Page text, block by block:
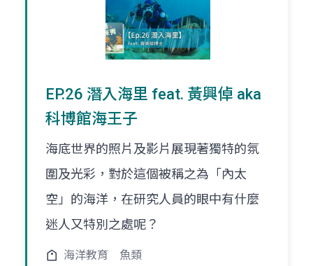
EP.26 潛入海里 feat. 黃興倬 aka
科博館海王子
海底世界的照片及影片展現著獨特的氛
圍及光彩，對於這個被稱之為「內太
空」的海洋，在研究人員的眼中有什麼
迷人又特別之處呢？
海洋教育 魚類